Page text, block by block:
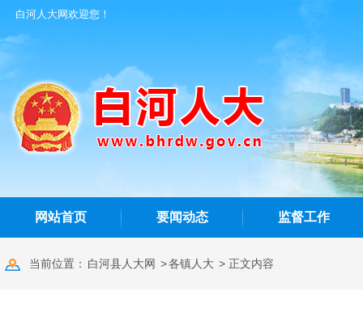
白河人大网欢迎您！
网站首页 要闻动态 监督工作
当前位置： 白河县人大网 >各镇人大 > 正文内容